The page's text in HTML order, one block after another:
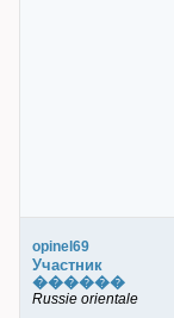
opinel69
Участник
������
Russie orientale